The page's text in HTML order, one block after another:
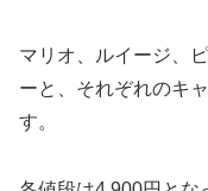
マリオ、ルイージ、
ーと、それぞれのキ
す。